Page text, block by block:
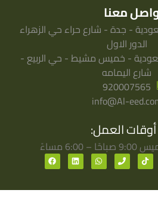
معنا
- جدة - شارع حراء حي الزهراء
الدور الاول
- خميس مشيط - حي الربيع -
شارع اليمامه
920007565
info@Al-
العمل:
مساءً